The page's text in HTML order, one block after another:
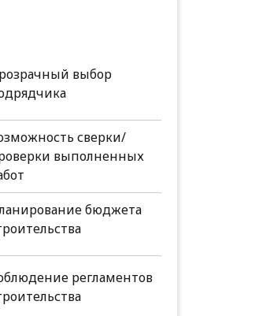
выбор
сверки/
выполненных
бюджета
регламентов